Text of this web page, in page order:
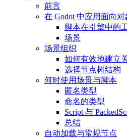
前言
在 Godot 中应用面向对
脚本在引擎中的
场景
场景组织
如何有效地建立
选择节点树结构
何时使用场景与脚本
匿名类型
命名的类型
Script 与
总结
自动加载与常规节点